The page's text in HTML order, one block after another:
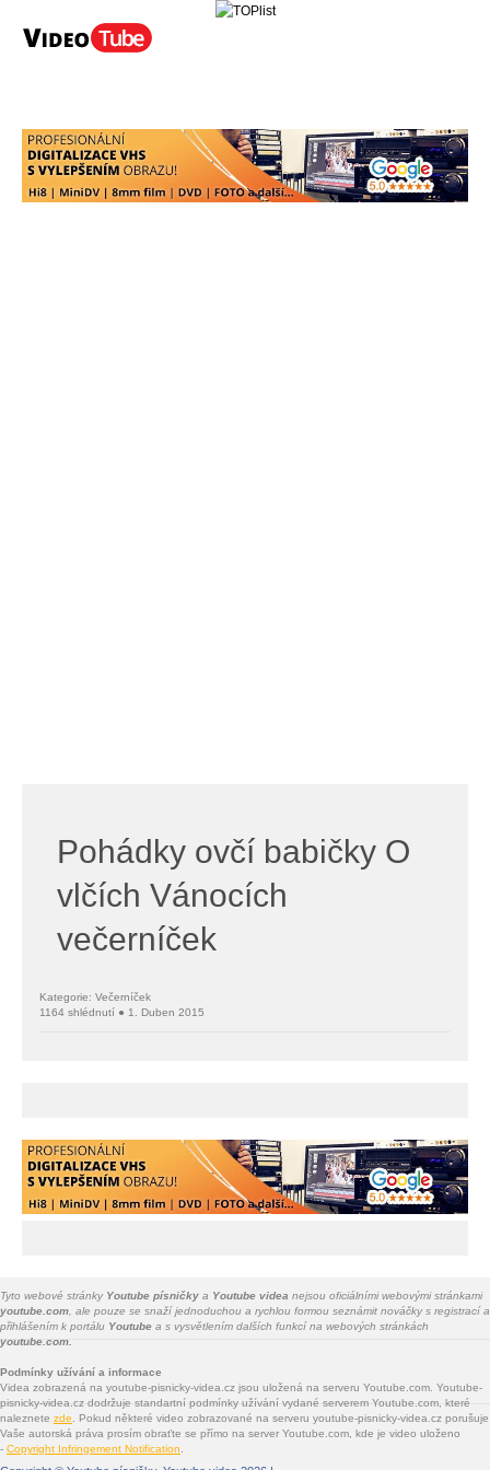
Pohádky ovčí babičky O
vlčích Vánocích
večerníček
Kategorie: Večerníček
1164 shlédnutí ● 1. Duben 2015
Tyto webové stránky Youtube písničky a Youtube videa nejsou oficiálními webovými stránkami
youtube.com , ale pouze se snaží jednoduchou a rychlou formou seznámit nováčky s registrací a
přihlášením k portálu Youtube a s vysvětlením dalších funkcí na webových stránkách
youtube.com.
Podmínky užívání a informace
Videa zobrazená na youtube-pisnicky-videa.cz jsou uložená na serveru Youtube.com. Youtube-
pisnicky-videa.cz dodržuje standartní podmínky užívání vydané serverem Youtube.com, které
naleznete zde . Pokud některé video zobrazované na serveru youtube-pisnicky-videa.cz porušuje
Vaše autorská práva prosím obraťte se přímo na server Youtube.com, kde je video uloženo
- Copyright Infringement Notification